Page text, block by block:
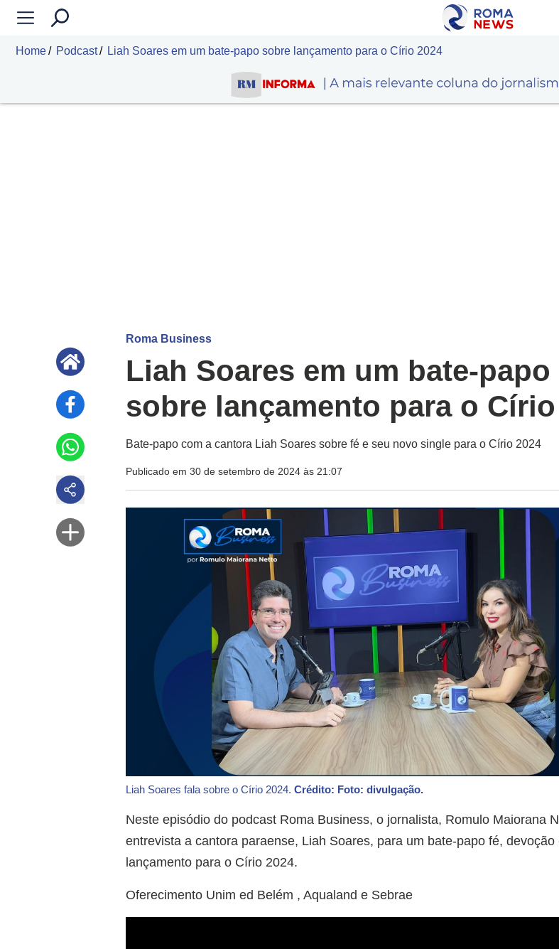
Home Podcast Liah Soares em um bate-papo sobre lançamento para o Círio 2024
Roma Business
Liah Soares em um bate-papo
sobre lançamento para o Círio
Bate-papo com a cantora Liah Soares sobre fé e seu novo single para o Círio 2024
Publicado em 30 de setembro de 2024 às 21:07
Liah Soares fala sobre o Círio 2024.Crédito: Foto: divulgação.
Neste episódio do podcast Roma Business, o jornalista, Romulo Maiorana
entrevista a cantora paraense, Liah Soares, para um bate-papo fé, devoção
lançamento para o Círio 2024.
Oferecimento Unim ed Belém , Aqualand e Sebrae